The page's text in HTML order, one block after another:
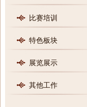
比赛培训
特色板块
展览展示
其他工作